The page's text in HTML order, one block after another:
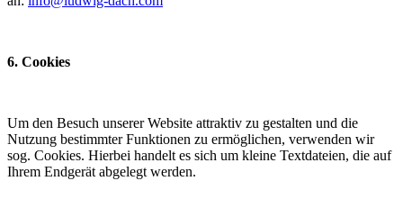
6. Cookies
Um den Besuch unserer Website attraktiv zu gestalten und die
Nutzung bestimmter Funktionen zu ermöglichen, verwenden wir
sog. Cookies. Hierbei handelt es sich um kleine Textdateien, die auf
Ihrem Endgerät abgelegt werden.